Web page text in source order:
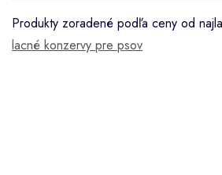
Produkty zoradené podľa ceny od
lacné konzervy pre psov